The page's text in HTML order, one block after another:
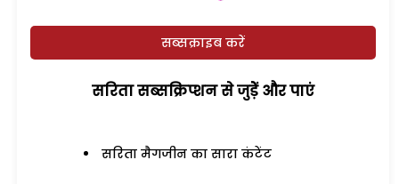
सब्सक्राइब करें
सरिता सब्सक्रिप्शन से जुड़ेें और पाएं
सरिता मैगजीन का सारा कंटेंट